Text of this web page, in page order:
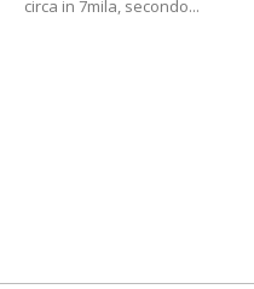
circa in 7mila, secondo...